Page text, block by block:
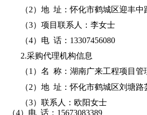
（2）地 址：怀化市鹤城区迎丰中
（3）项目联系人：李女士
（4）电 话： 13307456080
2.采购代理机构信息
（1）名 称：湖南广来工程项目管
（2）地 址：怀化市鹤城区刘塘路
（3）联系人： 欧阳女士
（4）电 话： 15673083389